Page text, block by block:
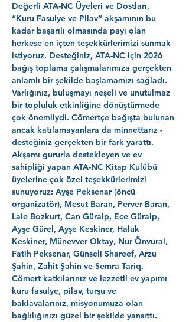
Değerli ATA-NC Üyeleri ve Dostları,
“Kuru Fasulye ve Pilav” akşamının bu
kadar başarılı olmasında payı olan
herkese en içten teşekkürlerimizi sunmak
istiyoruz. Desteğiniz, ATA-NC için 2026
bağış toplama çalışmalarımıza gerçekten
anlamlı bir şekilde başlamamızı sağladı.
Varlığınız, buluşmayı neşeli ve unutulmaz
bir topluluk etkinliğine dönüştürmede
çok önemliydi. Cömertçe bağışta bulunan
ancak katılamayanlara da minnettarız -
desteğiniz gerçekten bir fark yarattı.
Akşamı gururla destekleyen ve ev
sahipliği yapan ATA-NC Kitap Kulübü
üyelerine çok özel teşekkürlerimizi
sunuyoruz: Ayşe Peksenar (öncü
organizatör), Mesut Baran, Perver Baran,
Lale Bozkurt, Can Güralp, Ece Güralp,
Ayşe Gürel, Ayşe Keskiner, Haluk
Keskiner, Münevver Oktay, Nur Önvural,
Fatih Peksenar, Günseli Shareef, Arzu
Şahin, Zahit Şahin ve Semra Tariq.
Cömert katkılarınız ve lezzetli ev yapımı
kuru fasulye, pilav, turşu ve
baklavalarınız, misyonumuza olan
bağlılığınızı güzel bir şekilde yansıttı.